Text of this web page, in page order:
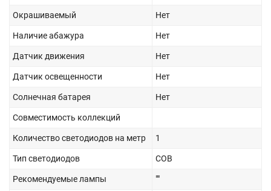
Окрашиваемый Нет
Наличие абажура Нет
Датчик движения Нет
Датчик освещенности Нет
Солнечная батарея Нет
Совместимость коллекций
Количество светодиодов на метр 1
Тип светодиодов COB
Рекомендуемые лампы ""